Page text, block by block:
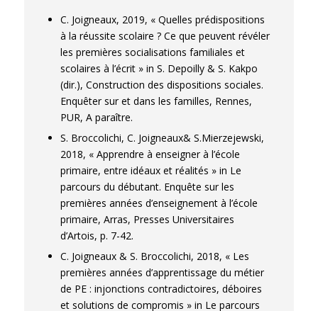
C. Joigneaux, 2019, « Quelles prédispositions
à la réussite scolaire ? Ce que peuvent révéler
les premières socialisations familiales et
scolaires à l’écrit » in S. Depoilly & S. Kakpo
(dir.), Construction des dispositions sociales.
Enquêter sur et dans les familles, Rennes,
PUR, A paraître.
S. Broccolichi, C. Joigneaux& S.Mierzejewski,
2018, « Apprendre à enseigner à l’école
primaire, entre idéaux et réalités » in Le
parcours du débutant. Enquête sur les
premières années d’enseignement à l’école
primaire, Arras, Presses Universitaires
d’Artois, p. 7-42.
C. Joigneaux & S. Broccolichi, 2018, « Les
premières années d’apprentissage du métier
de PE : injonctions contradictoires, déboires
et solutions de compromis » in Le parcours